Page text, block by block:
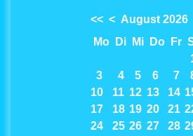
<< < August 2026
Mo
Di Mi Do Fr
3
4 5 6 7
10
11 12 13 14
17
18 19 20 21
24
25 26 27 28